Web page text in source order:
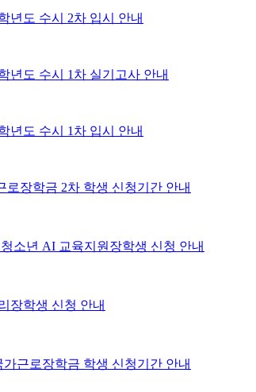
년도 수시 2차 입시 안내
년도 수시 1차 실기고사 안내
년도 수시 1차 입시 안내
로장학금 2차 학생 신청기간 안내
소년 AI 교육지원장학생 신청 안내
장학생 신청 안내
가근로장학금 학생 신청기간 안내